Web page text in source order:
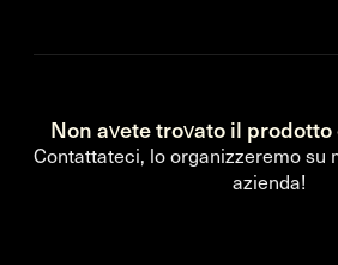
Non avete trovato il
Contattateci, lo organizzeremo su
azienda!